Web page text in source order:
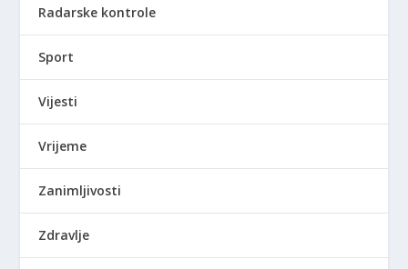
Radarske kontrole
Sport
Vijesti
Vrijeme
Zanimljivosti
Zdravlje